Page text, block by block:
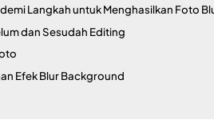
Langkah untuk Menghasilkan Foto
dan Sesudah Editing
Efek Blur Background